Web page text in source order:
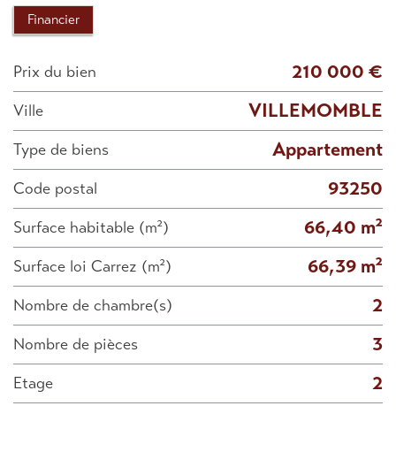
Financier
Prix du bien 210 000 €
Ville VILLEMOMBLE
Type de biens Appartement
Code postal 93250
Surface habitable (m²) 66,40 m²
Surface loi Carrez (m²) 66,39 m²
Nombre de chambre(s) 2
Nombre de pièces 3
Etage 2